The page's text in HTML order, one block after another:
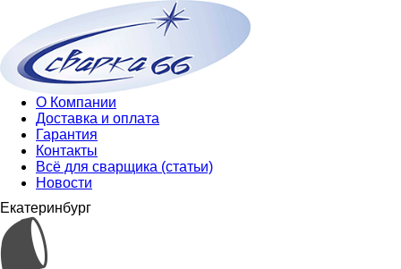
О Компании
Доставка и оплата
Гарантия
Контакты
Всё для сварщика (статьи)
Новости
Екатеринбург